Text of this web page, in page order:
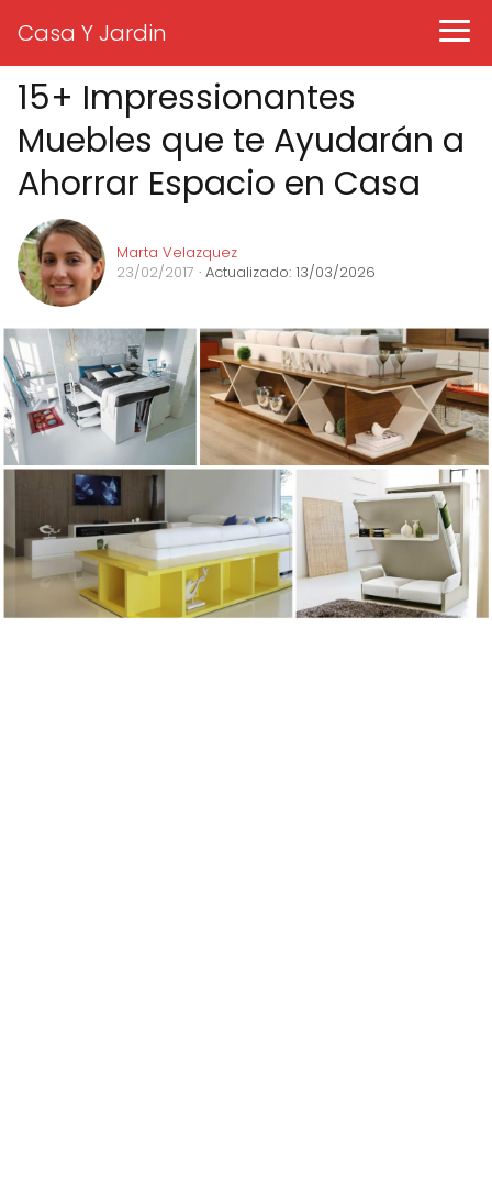
Casa Y Jardin
15+ Impressionantes
Muebles que te Ayudarán a
Ahorrar Espacio en Casa
Marta Velazquez
23/02/2017 · Actualizado: 13/03/2026